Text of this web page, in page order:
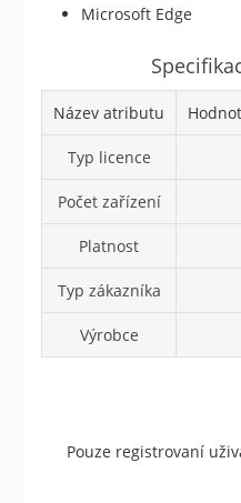
Microsoft Edge
Název atributu
Typ licence
Počet zařízení
Platnost
Typ zákazníka
Výrobce
Pouze registrovaní